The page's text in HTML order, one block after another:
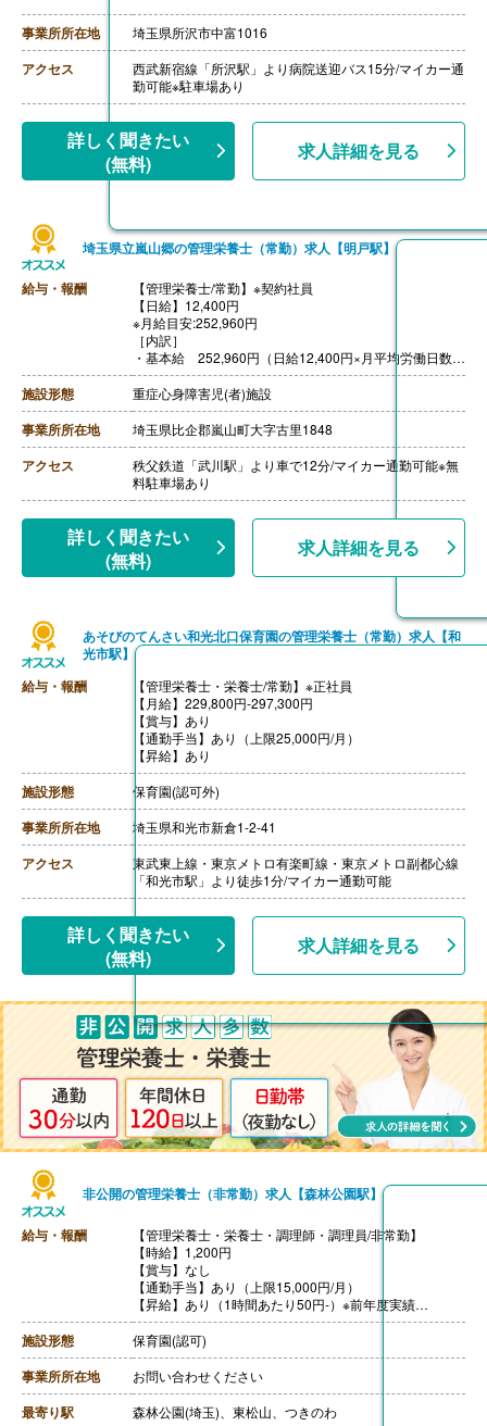
【昇給】あり（年1回）※4月1日時点で勤続満1年以上
【退職金】あり※勤続3年以上
事業所所在地 埼玉県所沢市中富1016
アクセス
西武新宿線「所沢駅」より病院送迎バス15分/マイカー通
勤可能※駐車場あり
詳しく聞きたい
(無料)
求人詳細を見る
埼玉県立嵐山郷の管理栄養士（常勤）求人【明戸駅】
給与・報酬
【管理栄養士/常勤】※契約社員
【日給】12,400円
※月給目安:252,960円
［内訳］
・基本給 252,960円（日給12,400円×月平均労働日数で
算出）
【賞与】年2回（90,000円）※前年度実績
【通勤手当】あり（上限なし）
【昇給】なし
【退職金】あり※退職金共済加入
2年度目以降、勤続1年以上で支給対象となります
施設形態 重症心身障害児(者)施設
事業所所在地 埼玉県比企郡嵐山町大字古里1848
アクセス
秩父鉄道「武川駅」より車で12分/マイカー通勤可能※無
料駐車場あり
詳しく聞きたい
(無料)
求人詳細を見る
あそびのてんさい和光北口保育園の管理栄養士（常勤）求人【和
光市駅】
給与・報酬
【管理栄養士・栄養士/常勤】※正社員
【月給】229,800円-297,300円
【賞与】あり
【通勤手当】あり（上限25,000円/月）
【昇給】あり
施設形態 保育園(認可外)
事業所所在地 埼玉県和光市新倉1-2-41
アクセス
東武東上線・東京メトロ有楽町線・東京メトロ副都心線
「和光市駅」より徒歩1分/マイカー通勤可能
詳しく聞きたい
(無料)
求人詳細を見る
非公開の管理栄養士（非常勤）求人【森林公園駅】
給与・報酬
【管理栄養士・栄養士・調理師・調理員/非常勤】
【時給】1,200円
【賞与】なし
【通勤手当】あり（上限15,000円/月）
【昇給】あり（1時間あたり50円-）※前年度実績
【退職金】なし
施設形態 保育園(認可)
事業所所在地 お問い合わせください
最寄り駅 森林公園(埼玉)、東松山、つきのわ